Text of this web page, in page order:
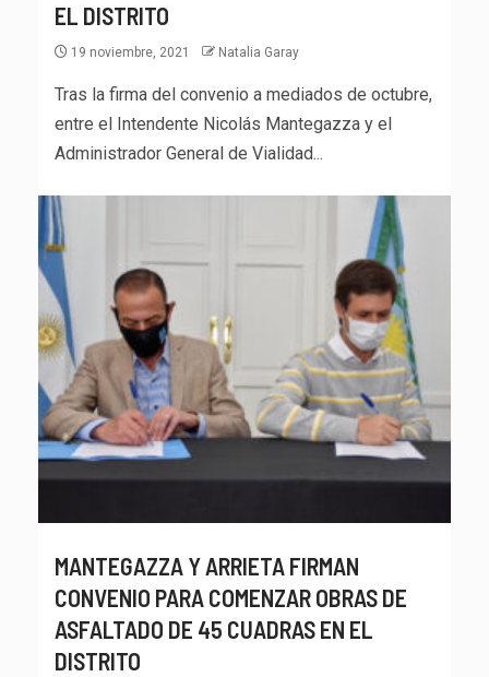
EL DISTRITO
19 noviembre, 2021 Natalia Garay
Tras la firma del convenio a mediados de octubre,
entre el Intendente Nicolás Mantegazza y el
Administrador General de Vialidad...
MANTEGAZZA Y ARRIETA FIRMAN
CONVENIO PARA COMENZAR OBRAS DE
ASFALTADO DE 45 CUADRAS EN EL
DISTRITO